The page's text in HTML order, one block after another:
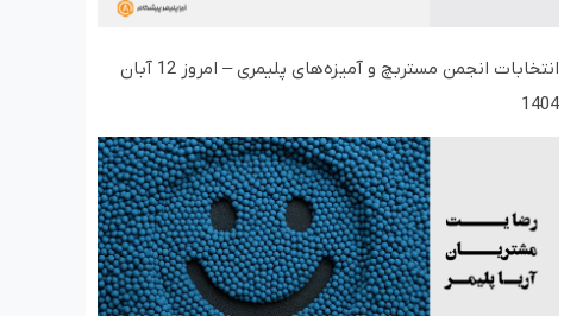
انتخابات انجمن مستربچ و آمیزه‌های پلیمری – امروز 12 آبان
1404